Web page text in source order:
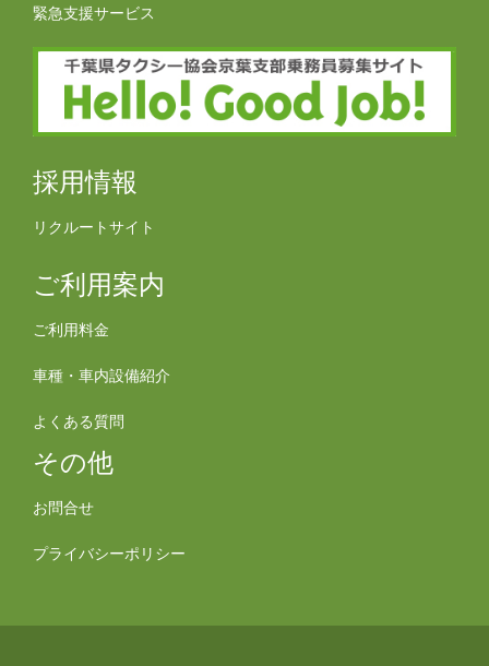
緊急支援サービス
採用情報
リクルートサイト
ご利用案内
ご利用料金
車種・車内設備紹介
よくある質問
その他
お問合せ
プライバシーポリシー